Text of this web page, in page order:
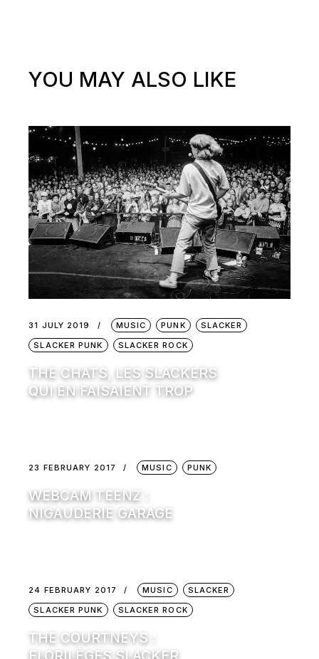
YOU MAY ALSO LIKE
31 JULY 2019 MUSIC PUNK
SLACKER
SLACKER PUNK
SLACKER ROCK
THE CHATS, LES SLACKERS
QUI EN FAISAIENT TROP
23 FEBRUARY 2017 MUSIC PUNK
WEBCAM TEENZ :
NIGAUDERIE GARAGE
24 FEBRUARY 2017 MUSIC
SLACKER
SLACKER PUNK
SLACKER ROCK
THE COURTNEYS :